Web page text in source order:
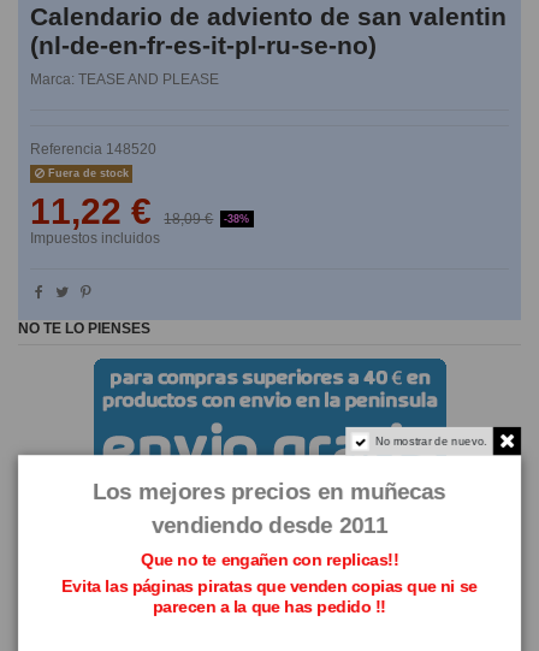
Calendario de adviento de san valentin
(nl-de-en-fr-es-it-pl-ru-se-no)
Marca: TEASE AND PLEASE
Referencia 148520
Fuera de stock
11,22 € 18,09 € -38%
Impuestos incluidos
NO TE LO PIENSES
No mostrar de nuevo.
Los mejores precios en muñecas
vendiendo desde 2011
Que no te engañen con replicas!!
Evita las páginas piratas que venden copias que ni se
parecen a la que has pedido !!